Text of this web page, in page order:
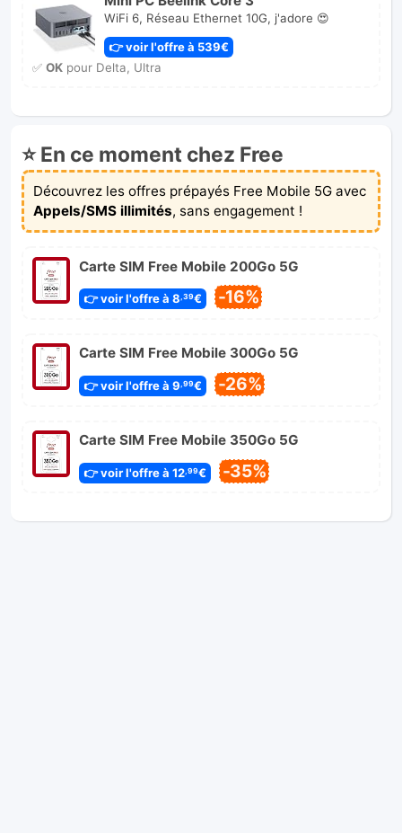
WiFi 6, Réseau Ethernet 10G, j'adore 😍
👉 voir l'offre à 539€
✅ OKpour Delta, Ultra
⭐ En ce moment chez Free
Découvrez les offres prépayés Free Mobile 5G avec
Appels/SMS illimités, sans engagement !
Carte SIM Free Mobile 200Go 5G
👉 voir l'offre à 8 ,39€ -16%
Carte SIM Free Mobile 300Go 5G
👉 voir l'offre à 9 ,99€ -26%
Carte SIM Free Mobile 350Go 5G
👉 voir l'offre à 12,99€ -35%